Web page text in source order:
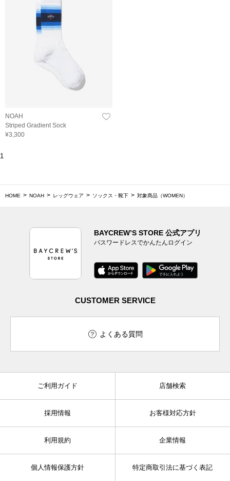
NOAH
Striped Gradient Sock
¥3,300
1
HOME NOAH レッグウェア ソックス・靴下 対象商品（WOMEN）
BAYCREW’S STORE 公式アプリ
パスワードレスでかんたんログイン
CUSTOMER SERVICE
よくある質問
ご利用ガイド 店舗検索
採用情報 お客様対応方針
利用規約 企業情報
個人情報保護方針 特定商取引法に基づく表記